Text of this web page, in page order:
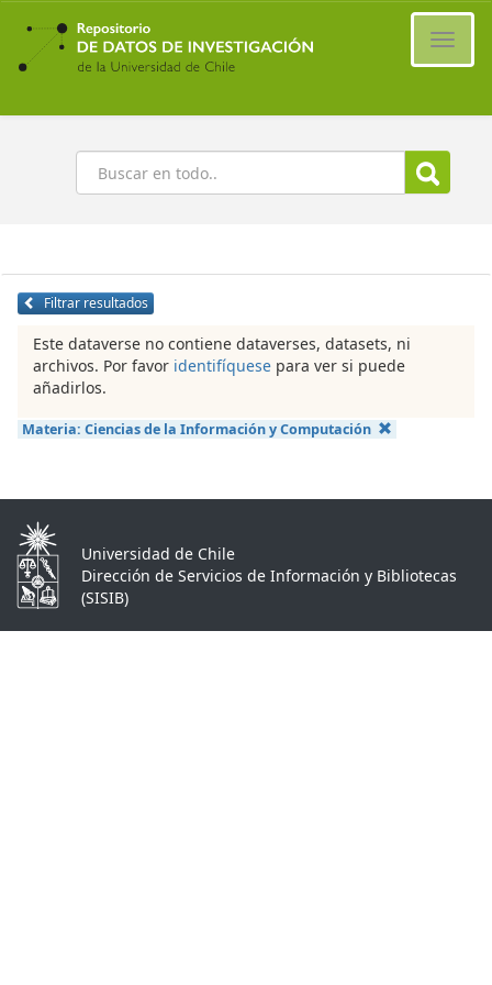
Ir
contenido
principal
Buscar
Filtrar resultados
Este dataverse no contiene dataverses, datasets, ni
archivos. Por favor identifíquese para ver si puede
añadirlos.
Materia: Ciencias de la Información y Computación
Universidad de Chile
Dirección de Servicios de Información y Bibliotecas
(SISIB)